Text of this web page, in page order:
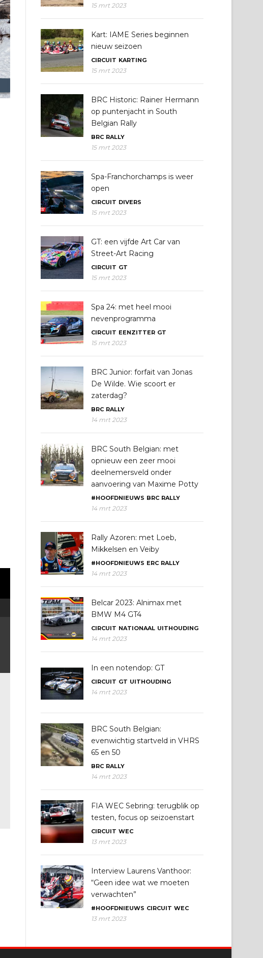
15 mrt 2023
Kart: IAME Series beginnen
nieuw seizoen
CIRCUIT KARTING
15 mrt 2023
BRC Historic: Rainer Hermann
op puntenjacht in South
Belgian Rally
BRC RALLY
15 mrt 2023
Spa-Franchorchamps is weer
open
CIRCUIT DIVERS
15 mrt 2023
GT: een vijfde Art Car van
Street-Art Racing
CIRCUIT GT
15 mrt 2023
Spa 24: met heel mooi
nevenprogramma
CIRCUIT EENZITTER GT
15 mrt 2023
BRC Junior: forfait van Jonas
De Wilde. Wie scoort er
zaterdag?
BRC RALLY
14 mrt 2023
BRC South Belgian: met
opnieuw een zeer mooi
deelnemersveld onder
aanvoering van Maxime Potty
#HOOFDNIEUWS BRC RALLY
14 mrt 2023
Rally Azoren: met Loeb,
Mikkelsen en Veiby
#HOOFDNIEUWS ERC RALLY
14 mrt 2023
Belcar 2023: Alnimax met
BMW M4 GT4
CIRCUIT NATIONAAL UITHOUDING
14 mrt 2023
In een notendop: GT
CIRCUIT GT UITHOUDING
14 mrt 2023
BRC South Belgian:
evenwichtig startveld in VHRS
65 en 50
BRC RALLY
14 mrt 2023
FIA WEC Sebring: terugblik op
testen, focus op seizoenstart
CIRCUIT WEC
13 mrt 2023
Interview Laurens Vanthoor:
“Geen idee wat we moeten
verwachten”
#HOOFDNIEUWS CIRCUIT WEC
13 mrt 2023